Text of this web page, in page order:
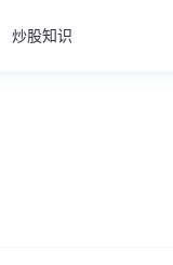
炒股知识